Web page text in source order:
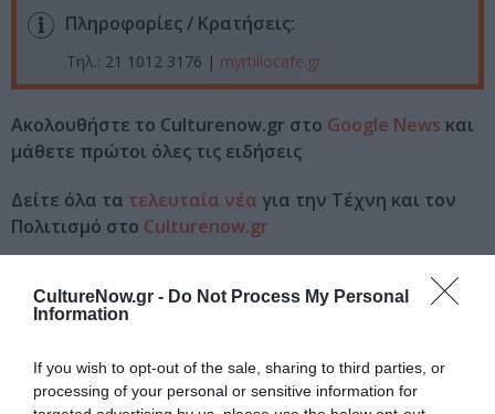
CultureNow.gr - Do Not Process My Personal
Information
If you wish to opt-out of the sale, sharing to third parties, or
processing of your personal or sensitive information for
Πληροφορίες / Κρατήσεις:
Τηλ.: 21 1012 3176 | myrtillocafe.gr
Ακολουθήστε το Culturenow.gr στο Google News και
μάθετε πρώτοι όλες τις ειδήσεις
Δείτε όλα τα τελευταία νέα για την Τέχνη και τον
Πολιτισμό στο Culturenow.gr
ΔΡΑΣΤΗΡΙΟΤΗΤΕΣ ΓΙΑ ΠΑΙΔΙΑ
ΚΟΥΚΛΟΘΕΑΤΡΟ